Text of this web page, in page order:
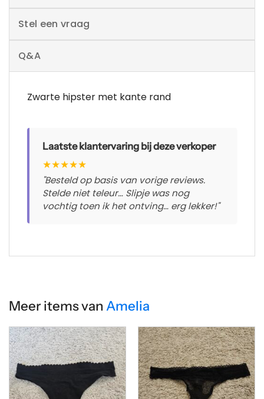
Stel een vraag
Q&A
Zwarte hipster met kante rand
Laatste klantervaring bij deze verkoper
★★★★★
"Besteld op basis van vorige reviews.
Stelde niet teleur… Slipje was nog
vochtig toen ik het ontving… erg lekker!"
Meer items van Amelia